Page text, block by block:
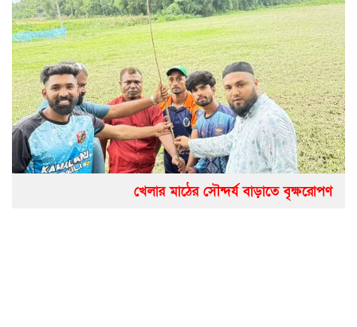
খেলার মাঠের সৌন্দর্য বাড়াতে বৃক্ষরোপণ